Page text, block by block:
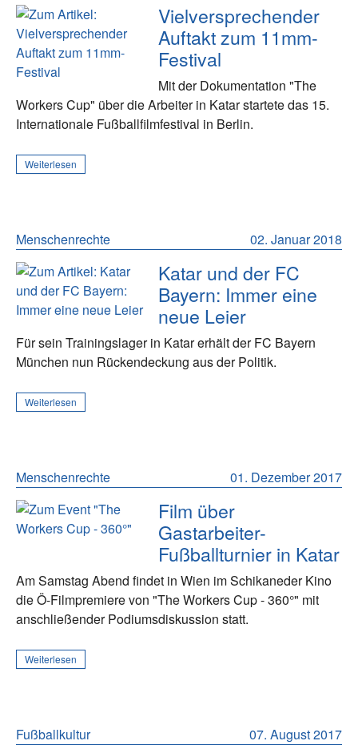
Vielversprechender
Auftakt zum 11mm-
Festival
Mit der Dokumentation "The
Workers Cup" über die Arbeiter in Katar startete das 15.
Internationale Fußballfilmfestival in Berlin.
Weiterlesen
02. Januar 2018
Menschenrechte
Katar und der FC
Bayern: Immer eine
neue Leier
Für sein Trainingslager in Katar erhält der FC Bayern
München nun Rückendeckung aus der Politik.
Weiterlesen
01. Dezember 2017
Menschenrechte
Film über
Gastarbeiter-
Fußballturnier in Katar
Am Samstag Abend findet in Wien im Schikaneder Kino
die Ö-Filmpremiere von "The Workers Cup - 360°" mit
anschließender Podiumsdiskussion statt.
Weiterlesen
07. August 2017
Fußballkultur